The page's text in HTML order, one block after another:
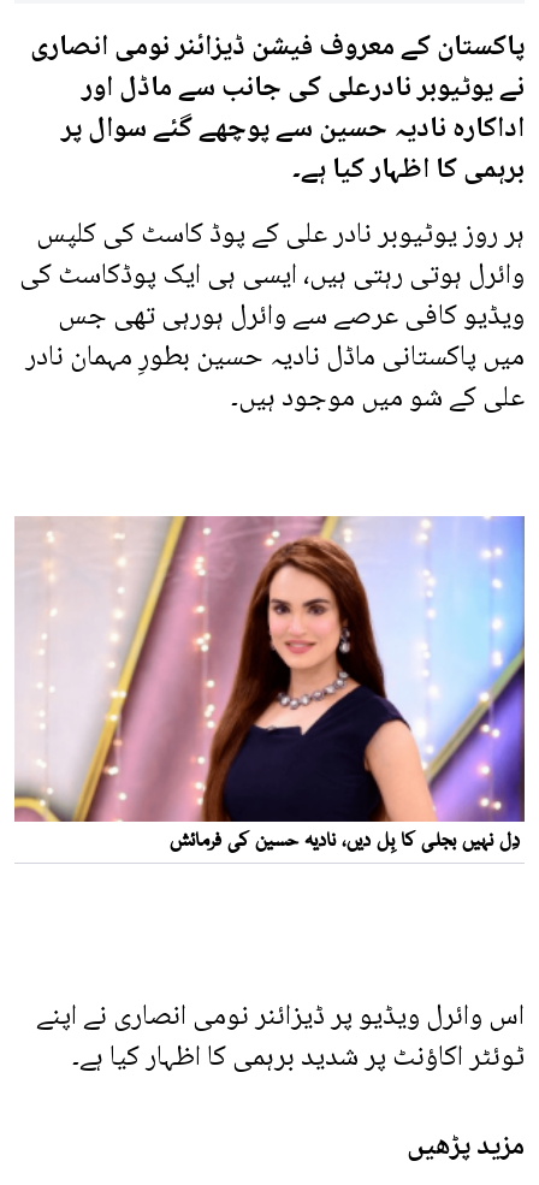
پاکستان کے معروف فیشن ڈیزائنر نومی انصاری
نے یوٹیوبر نادرعلی کی جانب سے ماڈل اور
اداکارہ نادیہ حسین سے پوچھے گئے سوال پر
برہمی کا اظہار کیا ہے۔
ہر روز یوٹیوبر نادر علی کے پوڈ کاسٹ کی کلپس
وائرل ہوتی رہتی ہیں، ایسی ہی ایک پوڈکاسٹ کی
ویڈیو کافی عرصے سے وائرل ہورہی تھی جس
میں پاکستانی ماڈل نادیہ حسین بطورِ مہمان نادر
علی کے شو میں موجود ہیں۔
اس وائرل ویڈیو پر ڈیزائنر نومی انصاری نے اپنے
ٹوئٹر اکاؤنٹ پر شدید برہمی کا اظہار کیا ہے۔
مزید پڑھیں